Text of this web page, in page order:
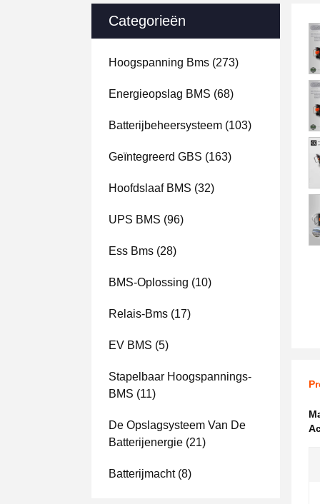
Categorieën
Hoogspanning Bms (273)
Energieopslag BMS (68)
Batterijbeheersysteem (103)
Geïntegreerd GBS (163)
Hoofdslaaf BMS (32)
UPS BMS (96)
Ess Bms (28)
BMS-Oplossing (10)
Relais-Bms (17)
EV BMS (5)
Stapelbaar Hoogspannings-
BMS (11)
De Opslagsysteem Van De
Batterijenergie (21)
Batterijmacht(8)